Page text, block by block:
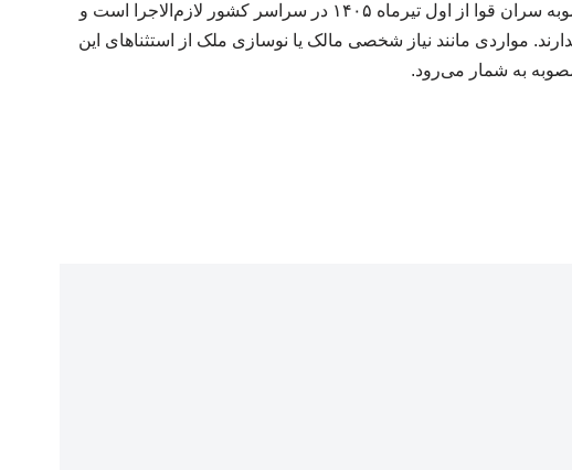
مدیرکل راه و شهرسازی استان تهران گفت: مصوبه سران قوا از اول تیرماه ۱۴۰۵ در سراسر کشور لازم‌الاجرا است و
اجاره بیش از ۲۵ درصد را ندارند. مواردی مانند نیاز شخصی مالک یا نوسازی ملک از استثناهای این
به شمار می‌رود.